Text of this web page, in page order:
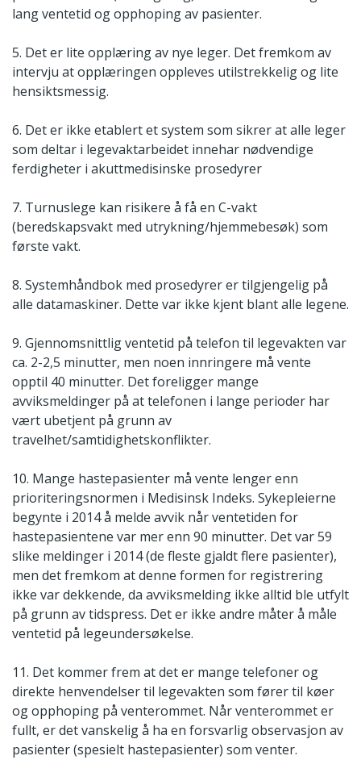
lang ventetid og opphoping av pasienter.
5. Det er lite opplæring av nye leger. Det fremkom av
intervju at opplæringen oppleves utilstrekkelig og lite
hensiktsmessig.
6. Det er ikke etablert et system som sikrer at alle leger
som deltar i legevaktarbeidet innehar nødvendige
ferdigheter i akuttmedisinske prosedyrer
7. Turnuslege kan risikere å få en C-vakt
(beredskapsvakt med utrykning/hjemmebesøk) som
første vakt.
8. Systemhåndbok med prosedyrer er tilgjengelig på
alle datamaskiner. Dette var ikke kjent blant alle legene.
9. Gjennomsnittlig ventetid på telefon til legevakten var
ca. 2-2,5 minutter, men noen innringere må vente
opptil 40 minutter. Det foreligger mange
avviksmeldinger på at telefonen i lange perioder har
vært ubetjent på grunn av
travelhet/samtidighetskonflikter.
10. Mange hastepasienter må vente lenger enn
prioriteringsnormen i Medisinsk Indeks. Sykepleierne
begynte i 2014 å melde avvik når ventetiden for
hastepasientene var mer enn 90 minutter. Det var 59
slike meldinger i 2014 (de fleste gjaldt flere pasienter),
men det fremkom at denne formen for registrering
ikke var dekkende, da avviksmelding ikke alltid ble utfylt
på grunn av tidspress. Det er ikke andre måter å måle
ventetid på legeundersøkelse.
11. Det kommer frem at det er mange telefoner og
direkte henvendelser til legevakten som fører til køer
og opphoping på venterommet. Når venterommet er
fullt, er det vanskelig å ha en forsvarlig observasjon av
pasienter (spesielt hastepasienter) som venter.